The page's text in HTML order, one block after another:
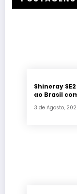
Shineray
ao Brasil
3 de Agosto,